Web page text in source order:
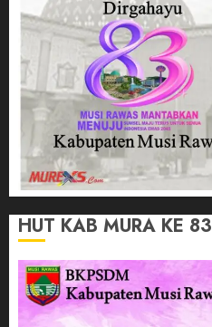
HUT KAB MURA KE 83